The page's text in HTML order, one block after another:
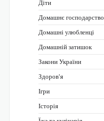
Діти
Домашнє господарство
Домашні улюбленці
Домашній затишок
Закони України
Здоров'я
Ігри
Історія